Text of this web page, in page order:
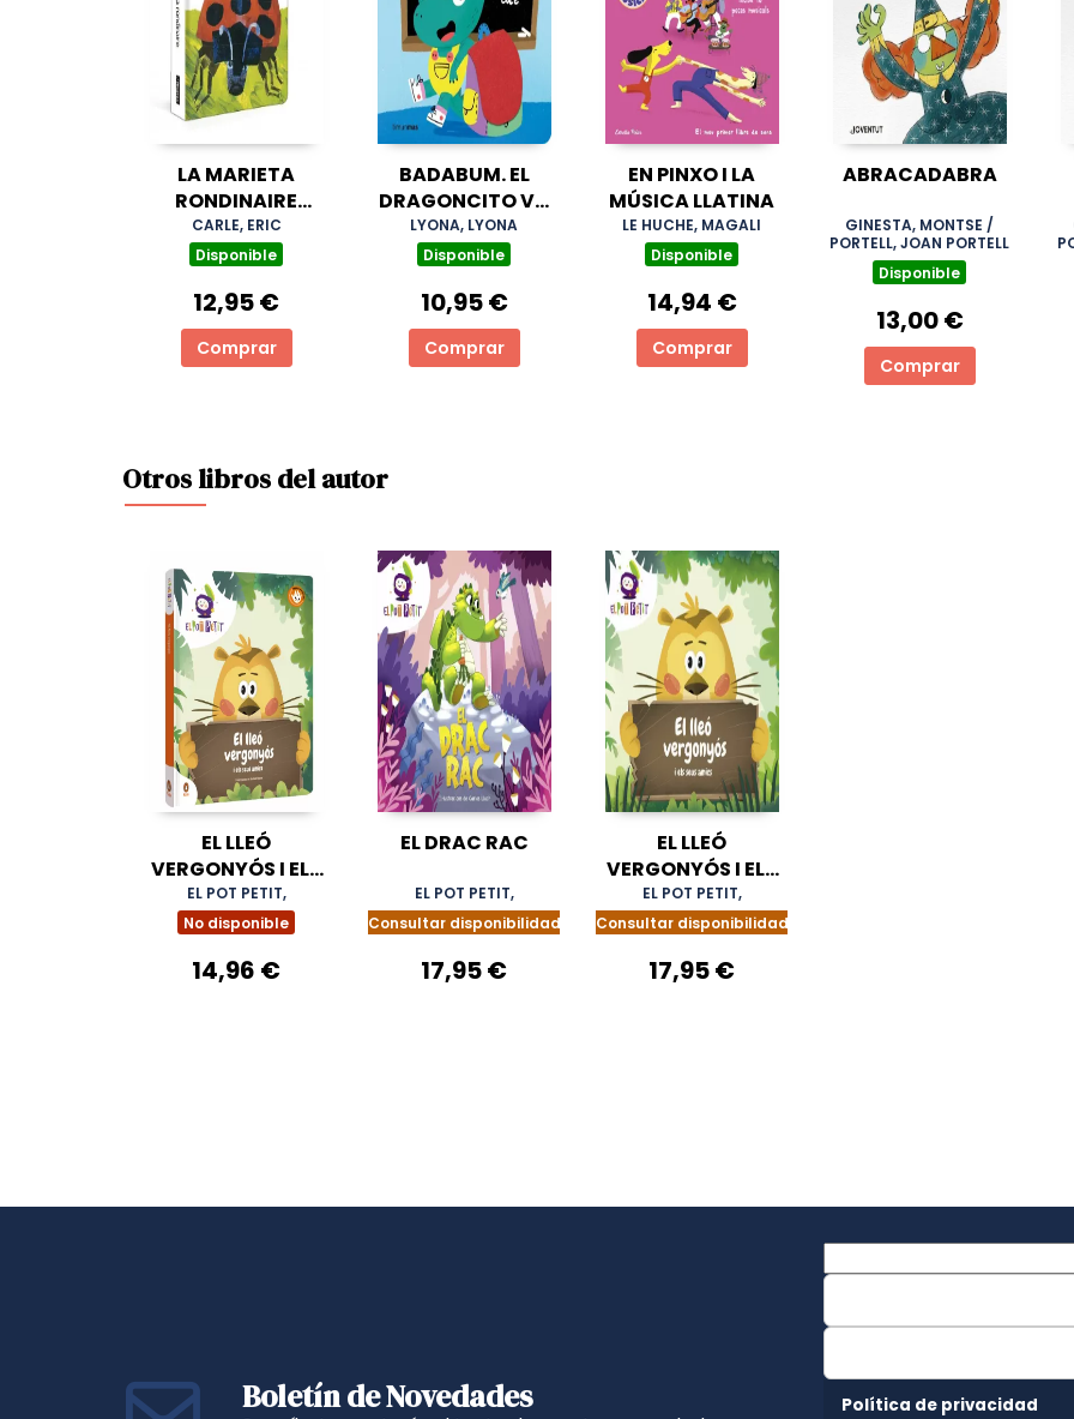
LA MARIETA
RONDINAIRE
(COL·LECCIÓ ERIC
CARLE)
CARLE, ERIC
Disponible
12,95 €
Comprar
BADABUM. EL
DRAGONCITO VA
AL COLE
LYONA, LYONA
Disponible
10,95 €
Comprar
EN PINXO I LA
MÚSICA LLATINA
LE HUCHE, MAGALI
Disponible
14,94 €
Comprar
ABRACADABRA
GINESTA, MONTSE /
PORTELL, JOAN PORTELL
Disponible
13,00 €
Comprar
Otros libros del autor
EL LLEÓ
VERGONYÓS I ELS
SEUS AMICS
EL POT PETIT,
No disponible
14,96 €
EL DRAC RAC
EL POT PETIT,
Consultar disponibilidad
17,95 €
EL LLEÓ
VERGONYÓS I ELS
SEUS AMICS
EL POT PETIT,
Consultar disponibilidad
17,95 €
Boletín de Novedades Política de privacidad